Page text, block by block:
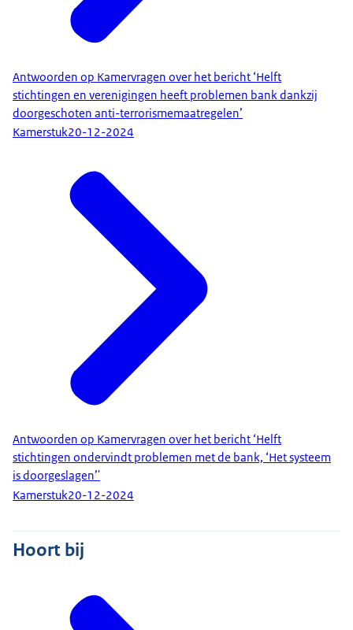
Antwoorden op Kamervragen over het bericht ‘Helft
stichtingen en verenigingen heeft problemen bank dankzij
doorgeschoten anti-terrorismemaatregelen’
Kamerstuk20-12-2024
Antwoorden op Kamervragen over het bericht ‘Helft
stichtingen ondervindt problemen met de bank, ‘Het systeem
is doorgeslagen’'
Kamerstuk20-12-2024
Hoort bij